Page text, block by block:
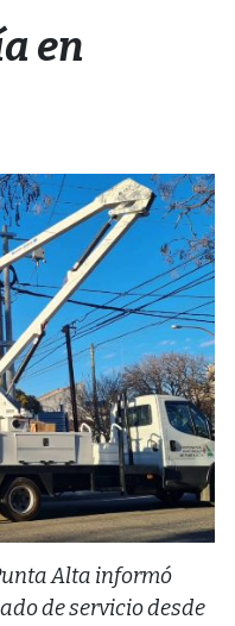
en
Alta informó
de servicio desde